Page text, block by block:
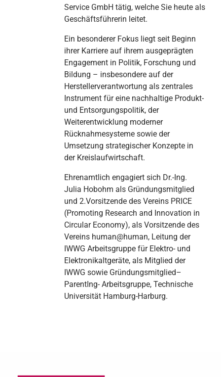
Service GmbH tätig, welche Sie heute als
Geschäftsführerin leitet.
Ein besonderer Fokus liegt seit Beginn
ihrer Karriere auf ihrem ausgeprägten
Engagement in Politik, Forschung und
Bildung – insbesondere auf der
Herstellerverantwortung als zentrales
Instrument für eine nachhaltige Produkt-
und Entsorgungspolitik, der
Weiterentwicklung moderner
Rücknahmesysteme sowie der
Umsetzung strategischer Konzepte in
der Kreislaufwirtschaft.
Ehrenamtlich engagiert sich Dr.-Ing.
Julia Hobohm als Gründungsmitglied
und 2.Vorsitzende des Vereins PRICE
(Promoting Research and Innovation in
Circular Economy), als Vorsitzende des
Vereins human@human, Leitung der
IWWG Arbeitsgruppe für Elektro- und
Elektronikaltgeräte, als Mitglied der
IWWG sowie Gründungsmitglied–
ParentIng- Arbeitsgruppe, Technische
Universität Hamburg-Harburg.